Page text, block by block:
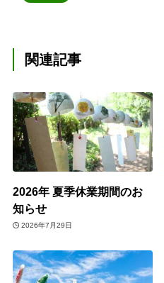
関連記事
2026年 夏季休業期間のお
知らせ
2026年7月29日